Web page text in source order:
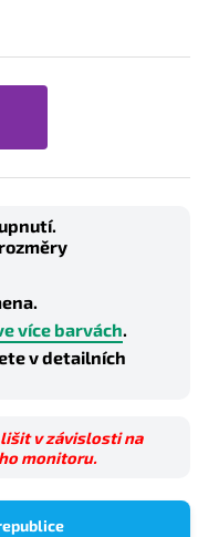
více barvách.
v detailních
v závislosti na
monitoru.